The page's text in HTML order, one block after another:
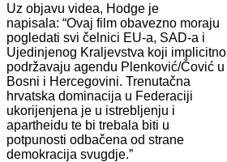
Uz objavu videa, Hodge je
napisala: “Ovaj film obavezno moraju
pogledati svi čelnici EU-a, SAD-a i
Ujedinjenog Kraljevstva koji implicitno
podržavaju agendu Plenković/Čović u
Bosni i Hercegovini. Trenutačna
hrvatska dominacija u Federaciji
ukorijenjena je u istrebljenju i
apartheidu te bi trebala biti u
potpunosti odbačena od strane
demokracija svugdje.”